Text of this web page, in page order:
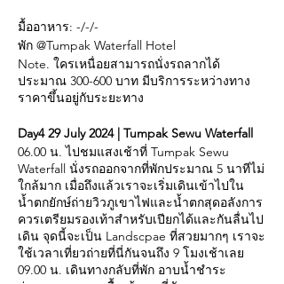
มื้ออาหาร: -/-/-
พัก @Tumpak Waterfall Hotel
Note. ใครเหนื่อยสามารถนั่งรถลากได้
ประมาณ 300-600 บาท มีบริการระหว่างทาง
ราคาขึ้นอยู่กับระยะทาง
Day4 29 July 2024 | Tumpak Sewu Waterfall
06.00 น. ไปชมแสงเช้าที่ Tumpak Sewu
Waterfall นั่งรถออกจากที่พักประมาณ 5 นาทีไม่
ใกล้มาก เมื่อถึงแล้วเราจะเริ่มเดินเข้าไปใน
น้ำตกยักษ์ถ่ายวิวภูเขาไฟและน้ำตกสุดอลังการ
ควรเตรียมรองเท้าสำหรับเปียกได้และกันลื่นไป
เดิน จุดนี้จะเป็น Landscpae ที่สวยมากๆ เราจะ
ใช้เวลาเที่ยวถ่ายที่นี่กันจนถึง 9 โมงเช้าเลย
09.00 น. เดินทางกลับที่พัก อาบน้ำชำระ